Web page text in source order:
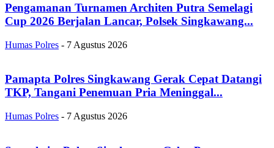
Pengamanan Turnamen Architen Putra Semelagi
Cup 2026 Berjalan Lancar, Polsek Singkawang...
Humas Polres - 7 Agustus 2026
Pamapta Polres Singkawang Gerak Cepat Datangi
TKP, Tangani Penemuan Pria Meninggal...
Humas Polres - 7 Agustus 2026